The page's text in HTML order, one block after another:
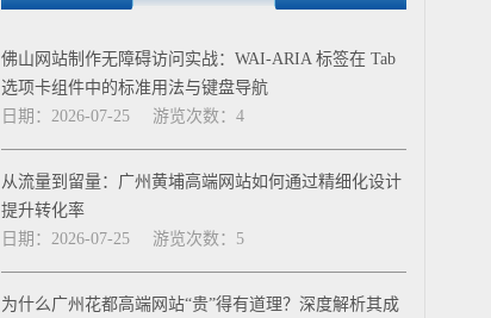
佛山网站制作无障碍访问实战：WAI-ARIA 标签在 Tab
选项卡组件中的标准用法与键盘导航
日期：2026-07-25
游览次数：4
从流量到留量：广州黄埔高端网站如何通过精细化设计
提升转化率
日期：2026-07-25
游览次数：5
为什么广州花都高端网站“贵”得有道理？深度解析其成